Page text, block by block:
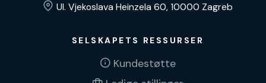
Ul. Vjekoslava Heinzela 60, 10000 Zagreb
SELSKAPETS RESSURSER
Kundestøtte